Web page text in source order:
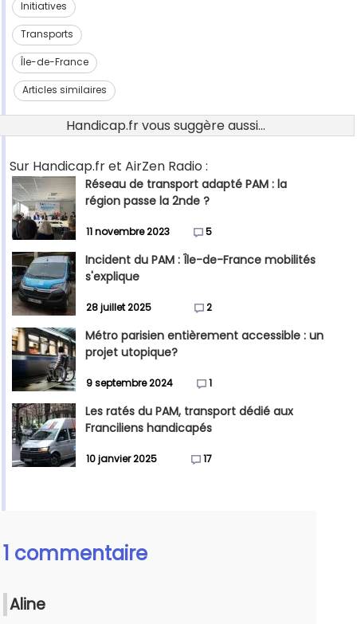
Initiatives
Transports
Île-de-France
Articles similaires
Handicap.fr vous suggère aussi...
Sur Handicap.fr et AirZen Radio :
Réseau de transport adapté PAM : la
région passe la 2nde ?
11 novembre 2023 5
Incident du PAM : Île-de-France mobilités
s'explique
28 juillet 2025 2
Métro parisien entièrement accessible : un
projet utopique?
9 septembre 2024 1
Les ratés du PAM, transport dédié aux
Franciliens handicapés
10 janvier 2025 17
1 commentaire
Aline